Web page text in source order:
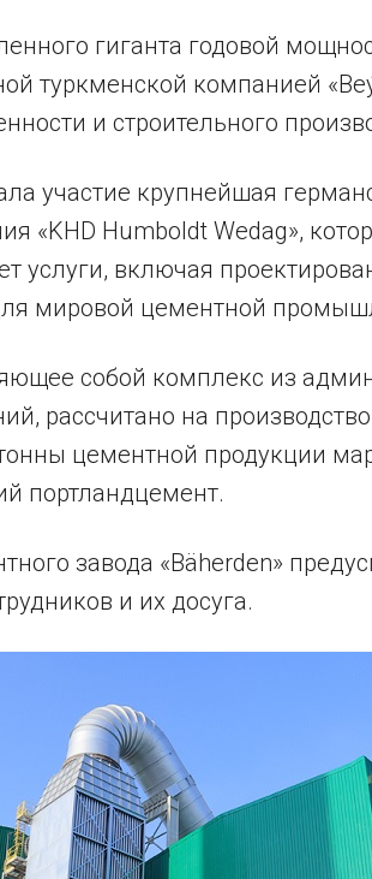
гиганта годовой
туркменской компанией
и строительного
участие крупнейшая
«KHD Humboldt Wedag»,
услуги, включая
мировой цементной
собой комплекс из
рассчитано на
цементной продукции
портландцемент.
завода «Bäherden»
и их досуга.